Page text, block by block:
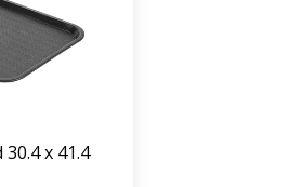
x 41.4